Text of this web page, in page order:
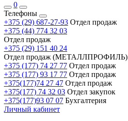
0
Телефоны
+375 (29) 687-27-93 Отдел продаж
+375 (44) 774 32 03
Отдел продаж
+375 (29) 151 40 24
Отдел продаж (МЕТАЛЛПРОФИЛЬ)
+375 (177) 74 27 77 Отдел продаж
+375 (177) 93 17 77 Отдел продаж
+375(177)74 27 47 Отдел продаж
+375(177) 74 32 03 Отдел закупок
+375(177)93 07 07 Бухгалтерия
Личный кабинет